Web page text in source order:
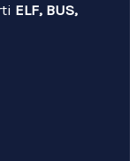
ELF, BUS,